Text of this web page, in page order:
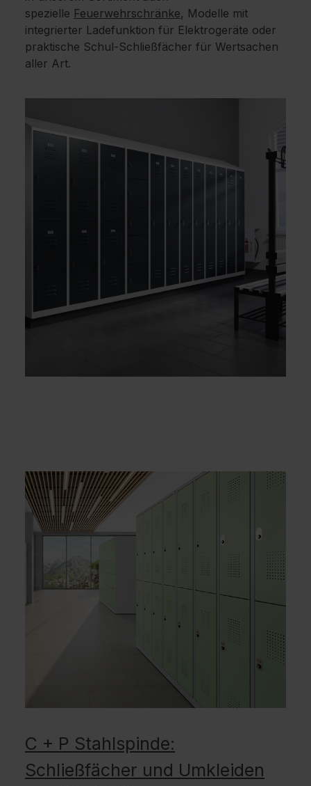
spezielle Feuerwehrschränke, Modelle mit
integrierter Ladefunktion für Elektrogeräte oder
praktische Schul-Schließfächer für Wertsachen
aller Art.
C + P Stahlspinde:
Schließfächer und Umkleiden